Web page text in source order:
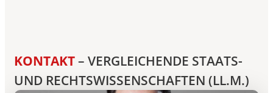
KONTAKT– VERGLEICHENDE STAATS-
UND RECHTSWISSENSCHAFTEN (LL.M.)